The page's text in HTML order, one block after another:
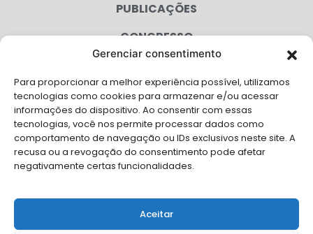
Gerenciar consentimento
Para proporcionar a melhor experiência possível, utilizamos
tecnologias como cookies para armazenar e/ou acessar
informações do dispositivo. Ao consentir com essas
tecnologias, você nos permite processar dados como
comportamento de navegação ou IDs exclusivos neste site. A
recusa ou a revogação do consentimento pode afetar
negativamente certas funcionalidades.
Aceitar
PUBLICAÇÕES
CONGRESSO
CAMPANHAS
SERVIÇOS
FILIADAS
FALE CONOSCO